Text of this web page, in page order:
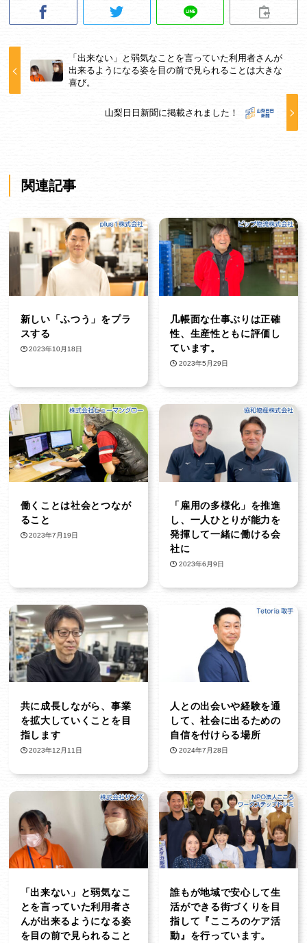
「出来ない」と弱気なことを言っていた利用者さんが
出来るようになる姿を目の前で見られることは大きな
喜び。
山梨日日新聞に掲載されました！
関連記事
新しい「ふつう」をプラ
スする
2023年10月18日
几帳面な仕事ぶりは正確
性、生産性ともに評価し
ています。
2023年5月29日
働くことは社会とつなが
ること
2023年7月19日
「雇用の多様化」を推進
し、一人ひとりが能力を
発揮して一緒に働ける会
社に
2023年6月9日
共に成長しながら、事業
を拡大していくことを目
指します
2023年12月11日
人との出会いや経験を通
して、社会に出るための
自信を付けらる場所
2024年7月28日
「出来ない」と弱気なこ
とを言っていた利用者さ
んが出来るようになる姿
を目の前で見られること
誰もが地域で安心して生
活ができる街づくりを目
指して『こころのケア活
動』を行っています。